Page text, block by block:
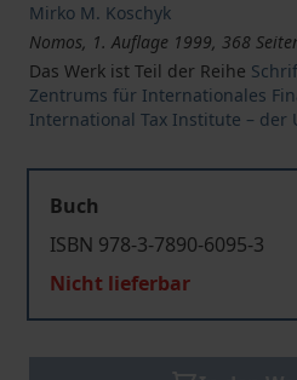
Mirko M. Koschyk
Nomos, 1. Auflage 1999, 368
Das Werk ist Teil der Reihe
Zentrums für Internationales
International Tax Institute – der
Buch
ISBN 978-3-7890-6095-3
Nicht lieferbar